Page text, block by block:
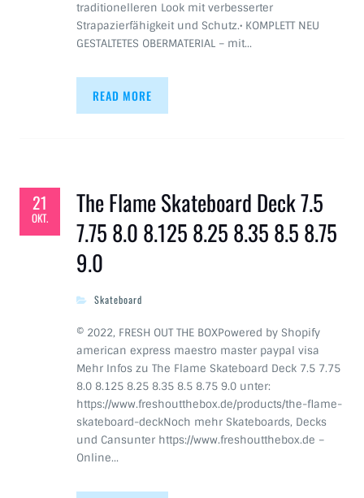
traditionelleren Look mit verbesserter
Strapazierfähigkeit und Schutz.• KOMPLETT NEU
GESTALTETES OBERMATERIAL – mit…
READ MORE
21
OKT.
The Flame Skateboard Deck 7.5
7.75 8.0 8.125 8.25 8.35 8.5 8.75
9.0
Skateboard
© 2022, FRESH OUT THE BOXPowered by Shopify
american express maestro master paypal visa
Mehr Infos zu The Flame Skateboard Deck 7.5 7.75
8.0 8.125 8.25 8.35 8.5 8.75 9.0 unter:
https://www.freshoutthebox.de/products/the-flame-
skateboard-deckNoch mehr Skateboards, Decks
und Cansunter https://www.freshoutthebox.de –
Online…